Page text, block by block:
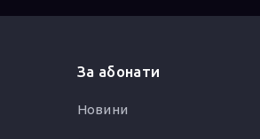
За абонати
Новини